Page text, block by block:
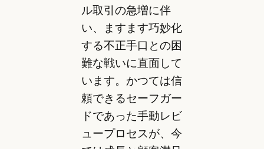
ル取引の急増に伴
い、ますます巧妙化
する不正手口との困
難な戦いに直面して
います。かつては信
頼できるセーフガー
ドであった手動レビ
ュープロセスが、今